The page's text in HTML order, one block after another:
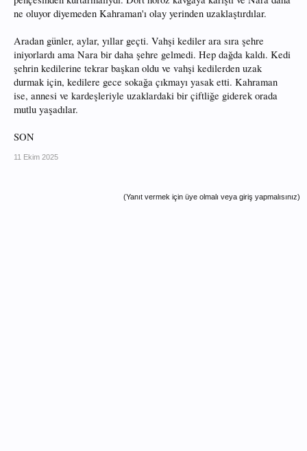
ne oluyor diyemeden Kahraman'ı olay yerinden uzaklaştırdılar.
Aradan günler, aylar, yıllar geçti. Vahşi kediler ara sıra şehre
iniyorlardı ama Nara bir daha şehre gelmedi. Hep dağda kaldı. Kedi
şehrin kedilerine tekrar başkan oldu ve vahşi kedilerden uzak
durmak için, kedilere gece sokağa çıkmayı yasak etti. Kahraman
ise, annesi ve kardeşleriyle uzaklardaki bir çiftliğe giderek orada
mutlu yaşadılar.
SON
11 Ekim 2025
(Yanıt vermek için üye olmalı veya giriş yapmalısınız)